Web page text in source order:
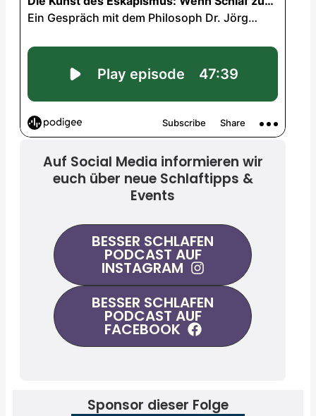
Auf Social Media informieren wir
euch über neue Schlaftipps &
Events
BESSER SCHLAFEN
PODCAST AUF
INSTAGRAM
BESSER SCHLAFEN
PODCAST AUF
FACEBOOK
Sponsor dieser Folge